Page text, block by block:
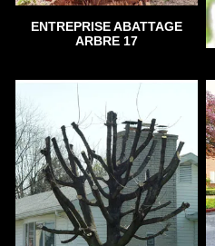
ENTREPRISE ABATTAGE
ARBRE 17